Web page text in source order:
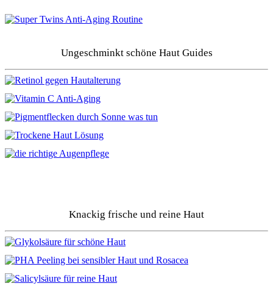
Ungeschminkt schöne Haut Guides
Knackig frische und reine Haut